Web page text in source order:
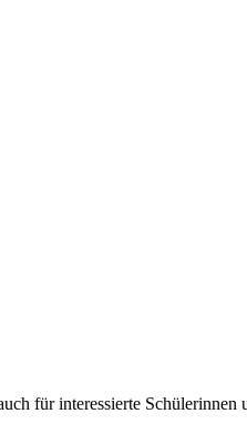
für interessierte Schülerinnen